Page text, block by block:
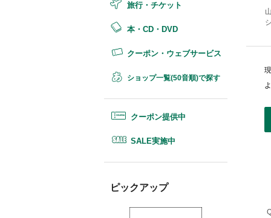
旅行・チケット
本・CD・DVD
クーポン・ウェブサービス
ショップ一覧(50音順)で探す
クーポン提供中
SALE実施中
ピックアップ